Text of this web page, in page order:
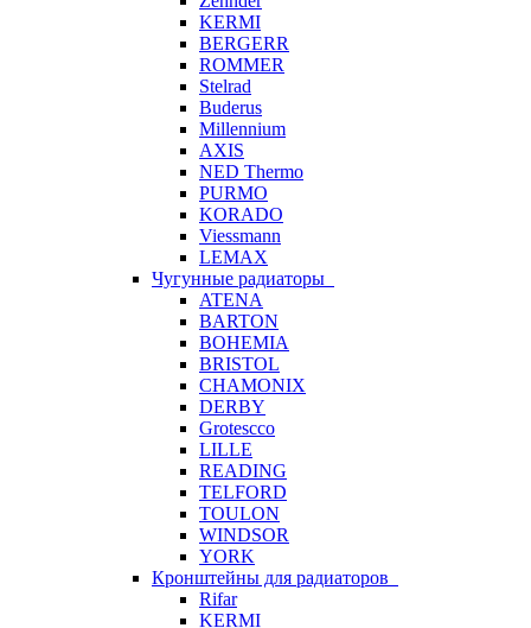
KERMI
BERGERR
ROMMER
Stelrad
Buderus
Millennium
AXIS
NED Thermo
PURMO
KORADO
Viessmann
LEMAX
Чугунные радиаторы
ATENA
BARTON
BOHEMIA
BRISTOL
CHAMONIX
DERBY
Grotescco
LILLE
READING
TELFORD
TOULON
WINDSOR
YORK
Кронштейны для радиаторов
Rifar
KERMI